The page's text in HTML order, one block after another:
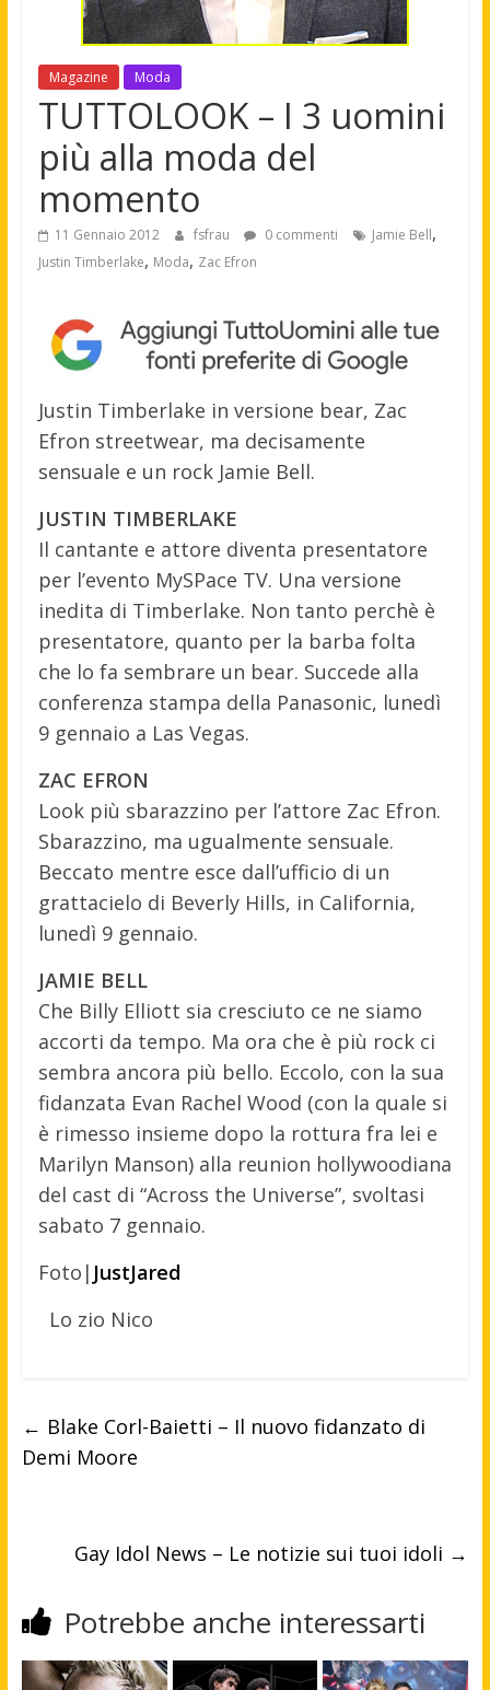
Magazine Moda
TUTTOLOOK – I 3 uomini
più alla moda del
momento
11 Gennaio 2012 fsfrau 0 commenti Jamie Bell,
Justin Timberlake, Moda, Zac Efron
Justin Timberlake in versione bear, Zac
Efron streetwear, ma decisamente
sensuale e un rock Jamie Bell.
JUSTIN TIMBERLAKE
Il cantante e attore diventa presentatore
per l’evento MySPace TV. Una versione
inedita di Timberlake. Non tanto perchè è
presentatore, quanto per la barba folta
che lo fa sembrare un bear. Succede alla
conferenza stampa della Panasonic, lunedì
9 gennaio a Las Vegas.
ZAC EFRON
Look più sbarazzino per l’attore Zac Efron.
Sbarazzino, ma ugualmente sensuale.
Beccato mentre esce dall’ufficio di un
grattacielo di Beverly Hills, in California,
lunedì 9 gennaio.
JAMIE BELL
Che Billy Elliott sia cresciuto ce ne siamo
accorti da tempo. Ma ora che è più rock ci
sembra ancora più bello. Eccolo, con la sua
fidanzata Evan Rachel Wood (con la quale si
è rimesso insieme dopo la rottura fra lei e
Marilyn Manson) alla reunion hollywoodiana
del cast di “Across the Universe”, svoltasi
sabato 7 gennaio.
Foto| JustJared
Lo zio Nico
← Blake Corl-Baietti – Il nuovo fidanzato di
Demi Moore
Gay Idol News – Le notizie sui tuoi idoli →
Potrebbe anche interessarti